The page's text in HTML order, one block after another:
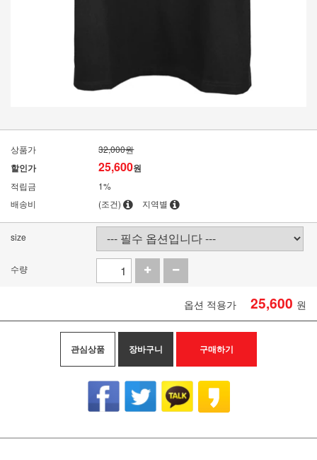
상품가 32,000원
할인가 25,600원
적립금
1%
배송비
(조건) 지역별
size
수량
옵션 적용가 25,600 원
관심상품 장바구니 구매하기